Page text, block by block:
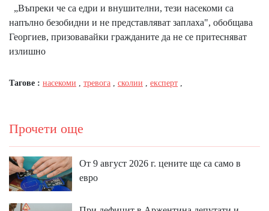
„Въпреки че са едри и внушителни, тези насекоми са
напълно безобидни и не представляват заплаха", обобщава
Георгиев, призовавайки гражданите да не се притесняват
излишно
Тагове : насекоми тревога сколии експерт
Прочети още
От 9 август 2026 г. цените ще са само в
евро